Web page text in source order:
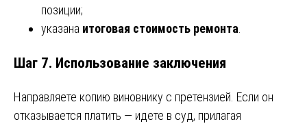
позиции;
указана итоговая стоимость ремонта.
Шаг 7. Использование заключения
Направляете копию виновнику с претензией. Если он
отказывается платить — идете в суд, прилагая